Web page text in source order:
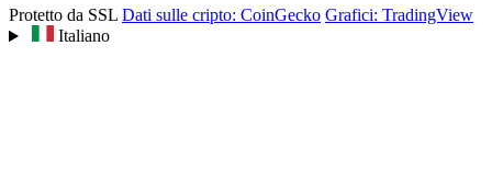
Protetto da SSL Dati sulle cripto: CoinGecko Grafici: TradingView
Italiano